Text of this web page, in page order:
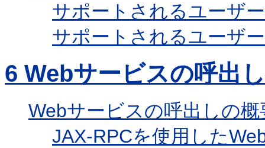
サポートされるユーザ
サポートされるユーザ
6 Webサービスの呼出し
Webサービスの呼出しの概
JAX-RPCを使用した